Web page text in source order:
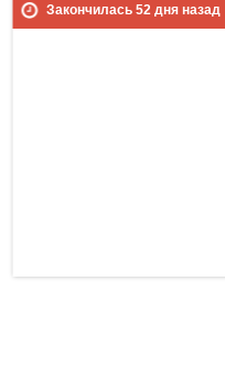
Закончилась 52дня назад